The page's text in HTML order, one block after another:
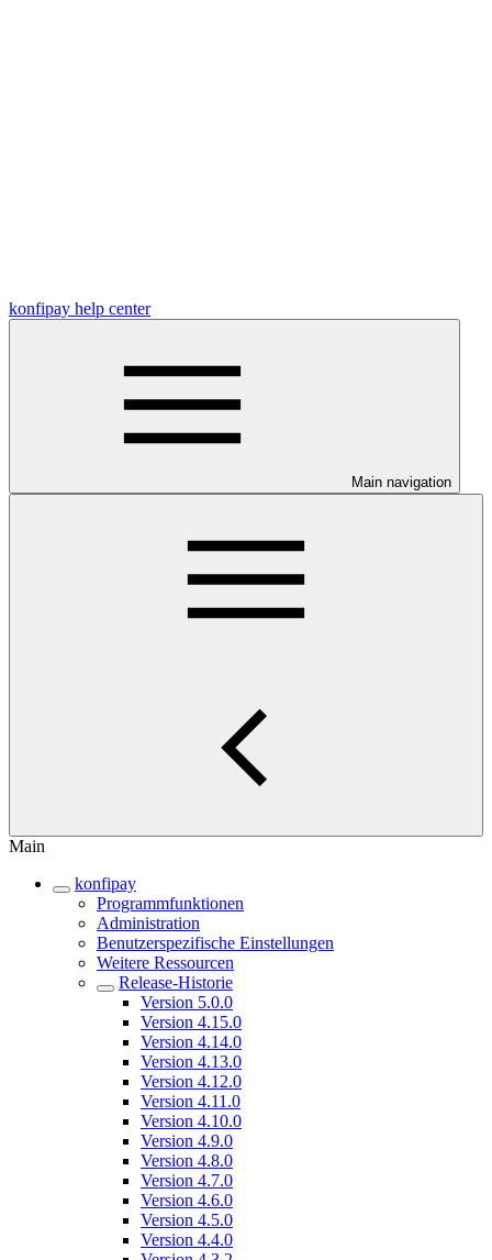
konfipay help center
Main navigation
Main
konfipay
Programmfunktionen
Administration
Benutzerspezifische Einstellungen
Weitere Ressourcen
Release-Historie
Version 5.0.0
Version 4.15.0
Version 4.14.0
Version 4.13.0
Version 4.12.0
Version 4.11.0
Version 4.10.0
Version 4.9.0
Version 4.8.0
Version 4.7.0
Version 4.6.0
Version 4.5.0
Version 4.4.0